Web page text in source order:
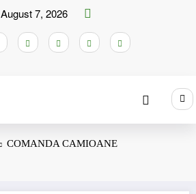
August 7, 2026
COMANDA CAMIOANE